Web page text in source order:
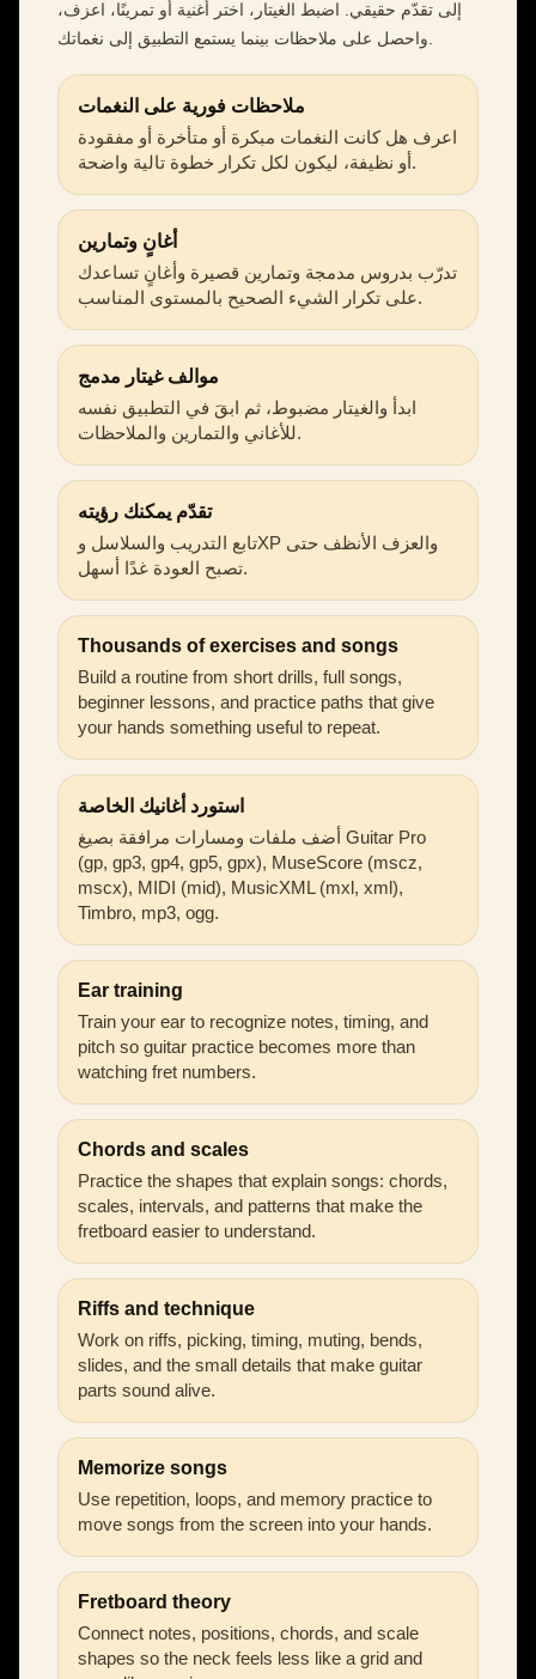
إلى تقدّم حقيقي. اضبط الغيتار، اختر أغنية أو تمرينًا، اعزف،
ملاحظات فورية على النغمات
اعرف هل كانت النغمات مبكرة أو متأخرة أو مفقودة
أو نظيفة، ليكون لكل تكرار خطوة تالية واضحة.
أغانٍ وتمارين
تدرّب بدروس مدمجة وتمارين قصيرة وأغانٍ تساعدك
على تكرار الشيء الصحيح بالمستوى المناسب.
موالف غيتار مدمج
ابدأ والغيتار مضبوط، ثم ابقَ في التطبيق نفسه
للأغاني والتمارين والملاحظات.
تقدّم يمكنك رؤيته
تابع التدريب والسلاسل وXP والعزف الأنظف حتى
تصبح العودة غدًا أسهل.
Thousands of exercises and songs
Build a routine from short drills, full songs,
beginner lessons, and practice paths that give
your hands something useful to repeat.
استورد أغانيك الخاصة
أضف ملفات ومسارات مرافقة بصيغ Guitar Pro
(gp, gp3, gp4, gp5, gpx), MuseScore (mscz,
mscx), MIDI (mid), MusicXML (mxl, xml),
Timbro, mp3, ogg.
Ear training
Train your ear to recognize notes, timing, and
pitch so guitar practice becomes more than
watching fret numbers.
Chords and scales
Practice the shapes that explain songs: chords,
scales, intervals, and patterns that make the
fretboard easier to understand.
Riffs and technique
Work on riffs, picking, timing, muting, bends,
slides, and the small details that make guitar
parts sound alive.
Memorize songs
Use repetition, loops, and memory practice to
move songs from the screen into your hands.
Fretboard theory
Connect notes, positions, chords, and scale
shapes so the neck feels less like a grid and